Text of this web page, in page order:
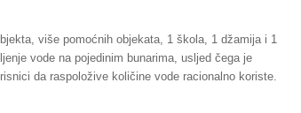
više pomoćnih objekata, 1 škola, 1 džamija i 1
vode na pojedinim bunarima, usljed čega je
da raspoložive količine vode racionalno koriste.